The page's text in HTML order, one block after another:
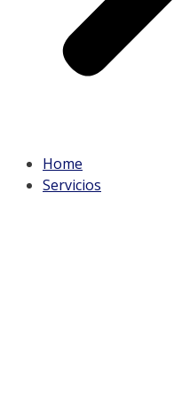
Home
Servicios